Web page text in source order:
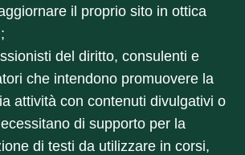
il proprio sito in ottica
del diritto, consulenti e
che intendono promuovere la
attività con contenuti divulgativi o
di supporto per la
di testi da utilizzare in corsi,